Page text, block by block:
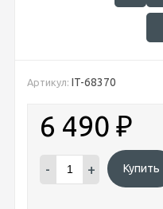
Артикул: IT-68370
6 490 ₽
- + Купить